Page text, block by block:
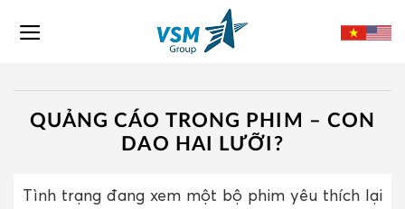
QUẢNG CÁO TRONG PHIM – CON
DAO HAI LƯỠI?
Tình trạng đang xem một bộ phim yêu thích lại